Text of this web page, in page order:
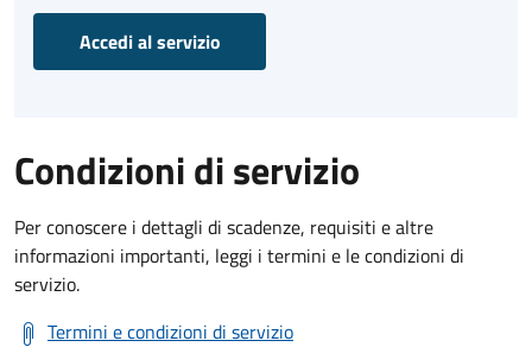
Accedi al servizio
Condizioni di servizio
Per conoscere i dettagli di scadenze, requisiti e altre
informazioni importanti, leggi i termini e le condizioni di
servizio.
Termini e condizioni di servizio